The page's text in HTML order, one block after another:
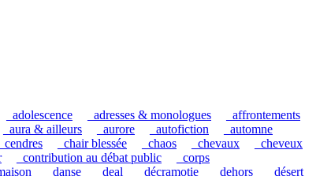
_adolescence _adresses & monologues
_affrontements
_aura & ailleurs _aurore _autofiction
_automne
_cendres _chair blessée _chaos _chevaux
_cheveux
_contribution au débat public
_corps
_danse _deal _décramotie _dehors
_désert